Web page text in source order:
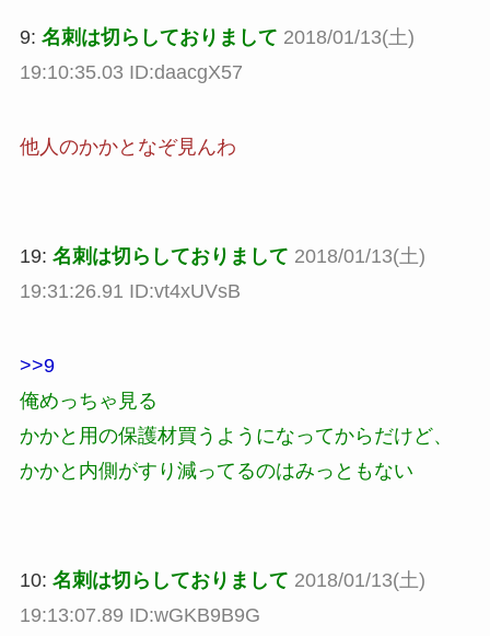
9: 名刺は切らしておりまして 2018/01/13(土)
19:10:35.03 ID:daacgX57
他人のかかとなぞ見んわ
19: 名刺は切らしておりまして 2018/01/13(土)
19:31:26.91 ID:vt4xUVsB
>>9
俺めっちゃ見る
かかと用の保護材買うようになってからだけど、
かかと内側がすり減ってるのはみっともない
10: 名刺は切らしておりまして 2018/01/13(土)
19:13:07.89 ID:wGKB9B9G